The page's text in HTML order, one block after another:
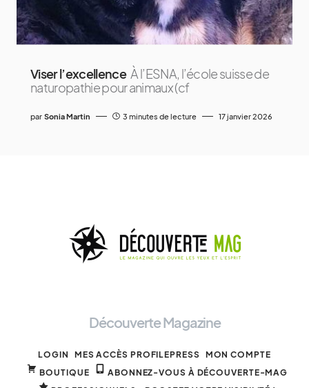
Viser l’excellence À l’ESNA, l’école suisse de
naturopathie pour animaux (cf
par Sonia Martin 3 minutes de lecture 17 janvier 2026
Découverte Magazine
LOGIN MES ACCÈS PROFILEPRESS MON COMPTE
BOUTIQUE
ABONNEZ-VOUS À DÉCOUVERTE-MAG